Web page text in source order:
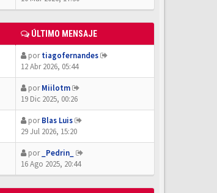
ÚLTIMO MENSAJE
portiagofernandes
12 Abr 2026, 05:44
porMiilotm
19 Dic 2025, 00:26
porBlas Luis
29 Jul 2026, 15:20
por _Pedrin_
16 Ago 2025, 20:44